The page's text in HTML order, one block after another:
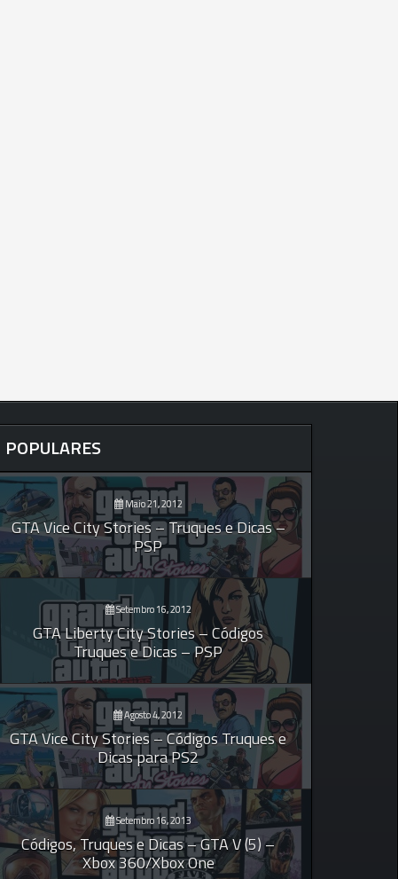
POPULARES
Maio 21, 2012
GTA Vice City Stories – Truques e Dicas –
PSP
Setembro 16, 2012
GTA Liberty City Stories – Códigos
Truques e Dicas – PSP
Agosto 4, 2012
GTA Vice City Stories – Códigos Truques e
Dicas para PS2
Setembro 16, 2013
Códigos, Truques e Dicas – GTA V (5) –
Xbox 360/Xbox One